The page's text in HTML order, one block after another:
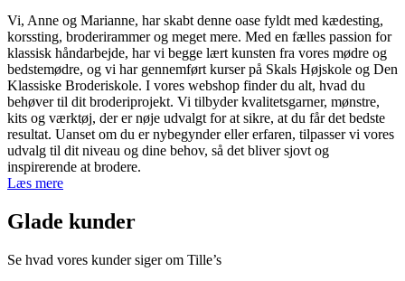
varianter.
Mulighederne
kan
vælges
på
varesiden
Vi, Anne og Marianne, har skabt denne oase fyldt med kædesting,
korssting, broderirammer og meget mere. Med en fælles passion for
klassisk håndarbejde, har vi begge lært kunsten fra vores mødre og
bedstemødre, og vi har gennemført kurser på Skals Højskole og Den
Klassiske Broderiskole. I vores webshop finder du alt, hvad du
behøver til dit broderiprojekt. Vi tilbyder kvalitetsgarner, mønstre,
kits og værktøj, der er nøje udvalgt for at sikre, at du får det bedste
resultat. Uanset om du er nybegynder eller erfaren, tilpasser vi vores
udvalg til dit niveau og dine behov, så det bliver sjovt og
inspirerende at brodere.
Læs mere
Glade kunder
Se hvad vores kunder siger om Tille’s